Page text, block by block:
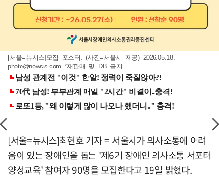
[서울=뉴시스]모집 포스터. (사진=서울시 제공) 2026.05.18.
photo@newsis.com *재판매 및 DB 금지
[서울=뉴시스]최현호 기자 = 서울시가 의사소통에 어려
움이 있는 장애인을 돕는 '제6기 장애인 의사소통 서포터
양성교육' 참여자 90명을 모집한다고 19일 밝혔다.